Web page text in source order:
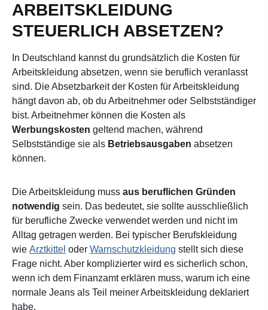
ARBEITSKLEIDUNG
STEUERLICH ABSETZEN?
In Deutschland kannst du grundsätzlich die Kosten für
Arbeitskleidung absetzen, wenn sie beruflich veranlasst
sind. Die Absetzbarkeit der Kosten für Arbeitskleidung
hängt davon ab, ob du Arbeitnehmer oder Selbstständiger
bist. Arbeitnehmer können die Kosten als
Werbungskosten geltend machen, während
Selbstständige sie als Betriebsausgaben absetzen
können.
Die Arbeitskleidung muss aus beruflichen Gründen
notwendig sein. Das bedeutet, sie sollte ausschließlich
für berufliche Zwecke verwendet werden und nicht im
Alltag getragen werden. Bei typischer Berufskleidung
wie Arztkittel oder Warnschutzkleidung stellt sich diese
Frage nicht. Aber komplizierter wird es sicherlich schon,
wenn ich dem Finanzamt erklären muss, warum ich eine
normale Jeans als Teil meiner Arbeitskleidung deklariert
habe.